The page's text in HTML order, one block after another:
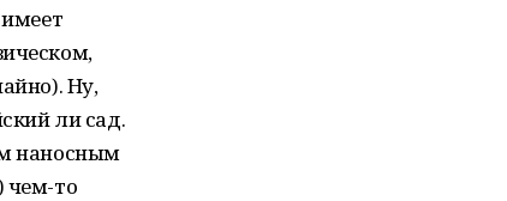
Ну,
ли сад.
наносным
чем-то